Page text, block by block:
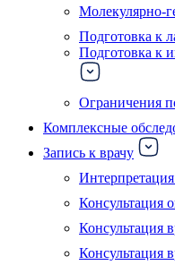
Молекулярно-
Подготовка к
Подготовка к
Ограничения
Комплексные
Запись к врачу
Интерпретация
Консультация
Консультация
Консультация